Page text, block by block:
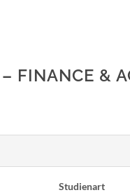
FINANCE &
Studienart